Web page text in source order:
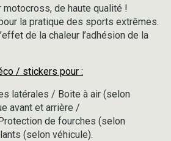
de haute qualité !
la pratique des sports extrêmes.
de la chaleur l’adhésion de la
/ stickers pour :
latérales / Boite à air (selon
avant et arrière /
de fourches (selon
(selon véhicule).